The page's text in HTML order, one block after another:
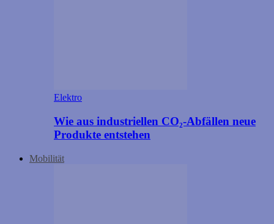
Elektro
Wie aus industriellen CO₂-Abfällen neue
Produkte entstehen
Mobilität